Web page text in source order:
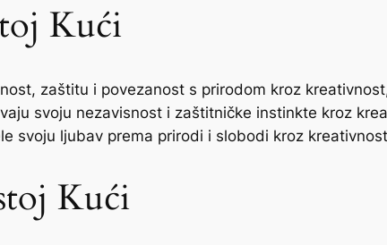
Kući
zaštitu i povezanost s prirodom kroz
svoju nezavisnost i zaštitničke instinkte kroz
svoju ljubav prema prirodi i slobodi kroz
Kući